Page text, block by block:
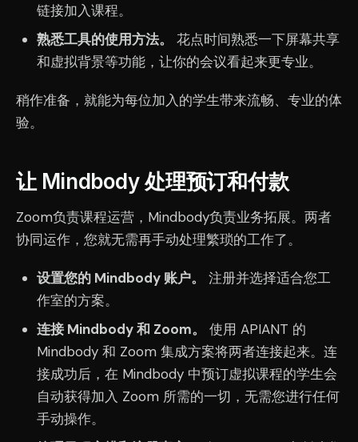
链接加入课程。
熟悉工具的使用方法。
花点时间熟悉一下屏幕共享
和虚拟背景等功能，让你的会议看起来更专业。
稍作准备，就能为每位加入的学生带来流畅、专业的体
验。
让 Mindbody 处理预订和付款
Zoom负责课程运营，Mindbody负责业务拓展。两者
协同运作，您就无需再手动处理繁琐的工作了。
设置您的 Mindbody 账户。
注册并选择适合您工
作室的方案。
连接 Mindbody 和 Zoom。
使用 APIANT 的
Mindbody 和 Zoom 集成方案将两者连接起来。连
接成功后，在 Mindbody 中预订虚拟课程的学生会
自动获得加入 Zoom 所需的一切，无需您进行任何
手动操作。